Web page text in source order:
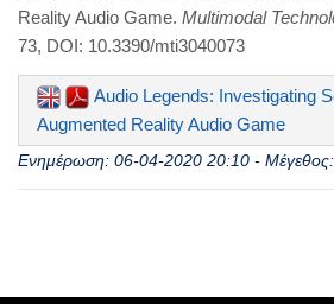
Reality Audio Game. Multimodal
73, DOI: 10.3390/mti3040073
Audio Legends: Investigating
Augmented Reality Audio Game
Ενημέρωση: 06-04-2020 20:10 -